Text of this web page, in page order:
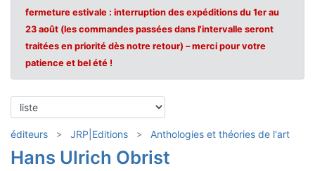
fermeture estivale : interruption des expéditions du 1er au
23 août (les commandes passées dans l'intervalle seront
traitées en priorité dès notre retour) – merci pour votre
patience et bel été !
éditeurs JRP|Editions Anthologies et théories de l'art
Hans Ulrich Obrist